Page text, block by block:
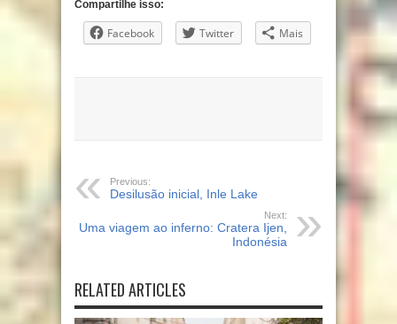
Compartilhe isso:
Facebook Twitter Mais
Previous:
Desilusão inicial, Inle Lake
Next:
Uma viagem ao inferno: Cratera Ijen,
Indonésia
RELATED ARTICLES